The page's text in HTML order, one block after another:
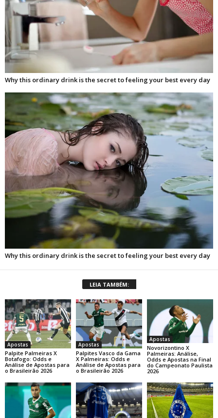
LEIA TAMBÉM:
Apostas
Palpite Palmeiras X
Botafogo: Odds e
Análise de Apostas para
o Brasileirão 2026
Apostas
Palpites Vasco da Gama
X Palmeiras: Odds e
Análise de Apostas para
o Brasileirão 2026
Apostas
Novorizontino X
Palmeiras: Análise,
Odds e Apostas na Final
do Campeonato Paulista
2026